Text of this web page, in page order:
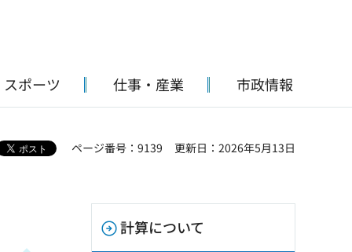
ポーツ 仕事・産業 市政情報
ページ番号：9139 更新日：2026年5月13日
計算について